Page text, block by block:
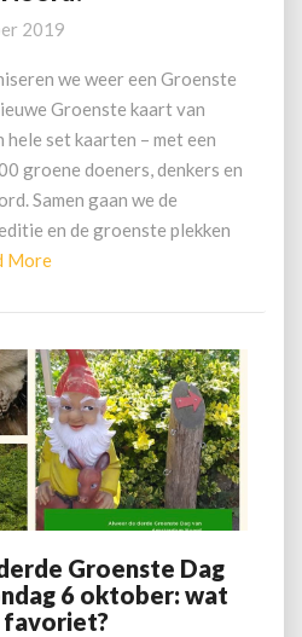
2019
we weer een Groenste
Groenste kaart van
set kaarten – met een
groene doeners, denkers en
Samen gaan we de
en de groenste plekken
MoreRead
Groenste Dag
6 oktober: wat
favoriet?